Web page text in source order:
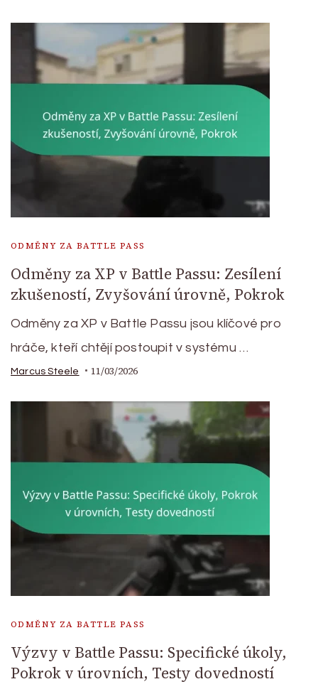
ODMĚNY ZA BATTLE PASS
Odměny za XP v Battle Passu: Zesílení
zkušeností, Zvyšování úrovně, Pokrok
Odměny za XP v Battle Passu jsou klíčové pro
hráče, kteří chtějí postoupit v systému …
Marcus Steele 11/03/2026
ODMĚNY ZA BATTLE PASS
Výzvy v Battle Passu: Specifické úkoly,
Pokrok v úrovních, Testy dovedností